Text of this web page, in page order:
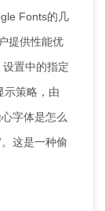
Fonts的几
提供性能优
置中的指定
示策略，由
字体是怎么
这是一种偷